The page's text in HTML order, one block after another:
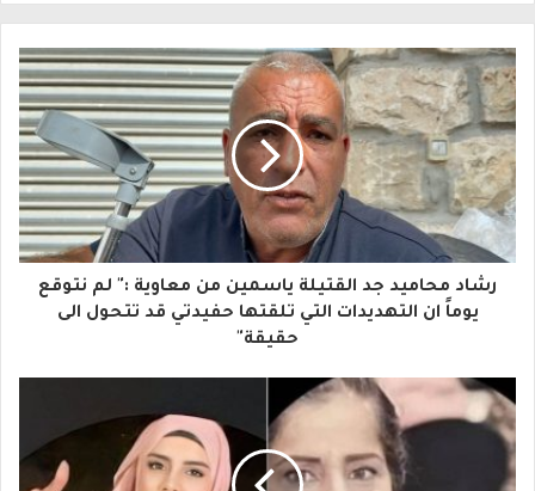
ب
ر
ي
د
ك
ا
ل
ك
ت
رشاد محاميد جد القتيلة ياسمين من معاوية :" لم نتوقع
يوماً ان التهديدات التي تلقتها حفيدتي قد تتحول الى
حقيقة"